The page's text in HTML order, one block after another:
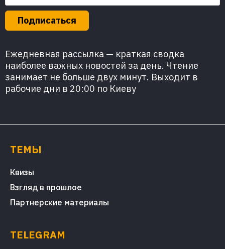
Подписаться
Ежедневная рассылка — краткая сводка
наиболее важных новостей за день. Чтение
занимает не больше двух минут. Выходит в
рабочие дни в 20:00 по Киеву
ТЕМЫ
Квизы
Взгляд в прошлое
Партнерские материалы
TELEGRAM